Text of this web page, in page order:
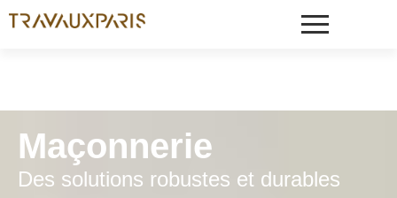
Maçonnerie
Des solutions robustes et durables